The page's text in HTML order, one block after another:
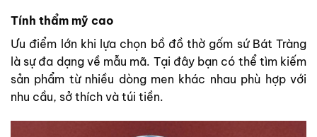
Tính thẩm mỹ cao
Ưu điểm lớn khi lựa chọn bồ đồ thờ gốm sứ Bát Tràng
là sự đa dạng về mẫu mã. Tại đây bạn có thể tìm kiếm
sản phẩm từ nhiều dòng men khác nhau phù hợp với
nhu cầu, sở thích và túi tiền.